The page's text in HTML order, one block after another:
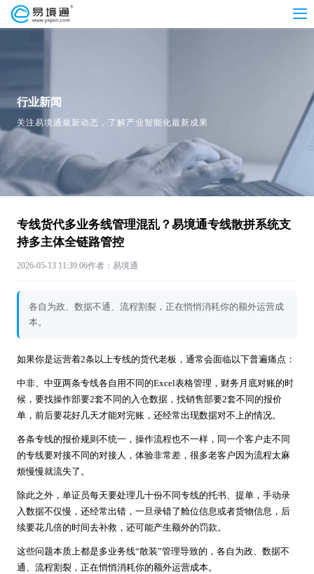
行业新闻
关注易境通最新动态，了解产业智能化最新成果
专线货代多业务线管理混乱？易境通专线散拼系统支
持多主体全链路管控
2026-05-13 11:39:06作者：易境通
各自为政、数据不通、流程割裂，正在悄悄消耗你的额外运营成
本。
如果你是运营着2条以上专线的货代老板，通常会面临以下普遍痛点：
中非、中亚两条专线各自用不同的Excel表格管理，财务月底对账的时
候，要找操作部要2套不同的入仓数据，找销售部要2套不同的报价
单，前后要花好几天才能对完账，还经常出现数据对不上的情况。
各条专线的报价规则不统一，操作流程也不一样，同一个客户走不同
的专线要对接不同的对接人，体验非常差，很多老客户因为流程太麻
烦慢慢就流失了。
除此之外，单证员每天要处理几十份不同专线的托书、提单，手动录
入数据不仅慢，还经常出错，一旦录错了舱位信息或者货物信息，后
续要花几倍的时间去补救，还可能产生额外的罚款。
这些问题本质上都是多业务线“散装”管理导致的，各自为政、数据不
通、流程割裂，正在悄悄消耗你的额外运营成本。